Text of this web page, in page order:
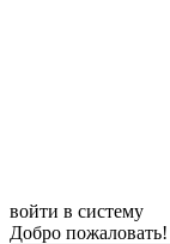
войти в систему
Добро